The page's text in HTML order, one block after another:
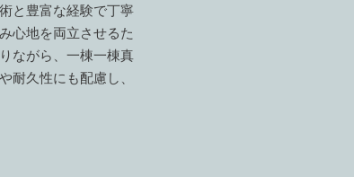
と豊富な経験で丁寧
心地を両立させるた
ながら、一棟一棟真
耐久性にも配慮し、